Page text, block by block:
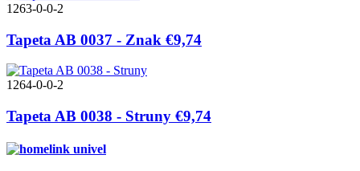
1263-0-0-2
Tapeta AB 0037 - Znak €9,74
1264-0-0-2
Tapeta AB 0038 - Struny €9,74